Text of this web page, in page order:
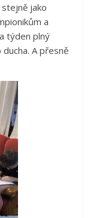
jako
a
týden plný
A přesně